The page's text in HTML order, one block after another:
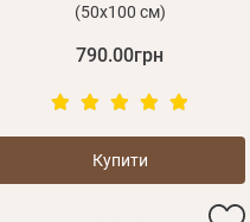
(50x100 см)
790.00грн
Купити